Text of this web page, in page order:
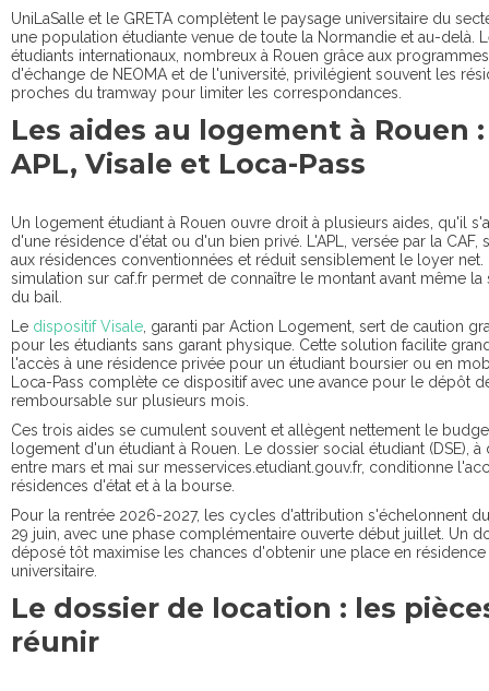
UniLaSalle et le GRETA complètent le paysage universitaire du
une population étudiante venue de toute la Normandie et au-delà.
étudiants internationaux, nombreux à Rouen grâce aux programmes
d'échange de NEOMA et de l'université, privilégient souvent les
proches du tramway pour limiter les correspondances.
Les aides au logement à Rouen :
APL, Visale et Loca-Pass
Un logement étudiant à Rouen ouvre droit à plusieurs aides, qu'il
d'une résidence d'état ou d'un bien privé. L'APL, versée par la CAF,
aux résidences conventionnées et réduit sensiblement le loyer net.
simulation sur caf.fr permet de connaître le montant avant même la
du bail.
Le dispositif Visale, garanti par Action Logement, sert de caution
pour les étudiants sans garant physique. Cette solution facilite
l'accès à une résidence privée pour un étudiant boursier ou en
Loca-Pass complète ce dispositif avec une avance pour le dépôt
remboursable sur plusieurs mois.
Ces trois aides se cumulent souvent et allègent nettement le
logement d'un étudiant à Rouen. Le dossier social étudiant (DSE), à
entre mars et mai sur messervices.etudiant.gouv.fr, conditionne
résidences d'état et à la bourse.
Pour la rentrée 2026-2027, les cycles d'attribution s'échelonnent
29 juin, avec une phase complémentaire ouverte début juillet. Un
déposé tôt maximise les chances d'obtenir une place en résidence
universitaire.
Le dossier de location : les
réunir